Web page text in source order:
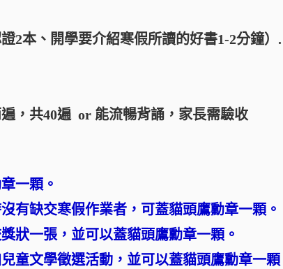
2本、開學要介紹寒假所讀的好書1-2分鐘）.
，共40遍 or 能流暢背誦，家長需驗收
一顆。
有缺交寒假作業者，可蓋貓頭鷹勳章一顆。
狀一張，並可以蓋貓頭鷹勳章一顆。
童文學徵選活動，並可以蓋貓頭鷹勳章一